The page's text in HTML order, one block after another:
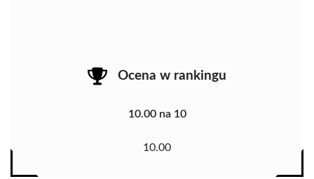
Ocena w rankingu
10.00 na 10
10.00